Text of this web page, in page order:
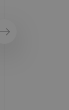
Ďalej